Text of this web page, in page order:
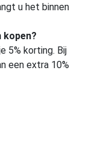
u het binnen
kopen?
5% korting. Bij
een extra 10%